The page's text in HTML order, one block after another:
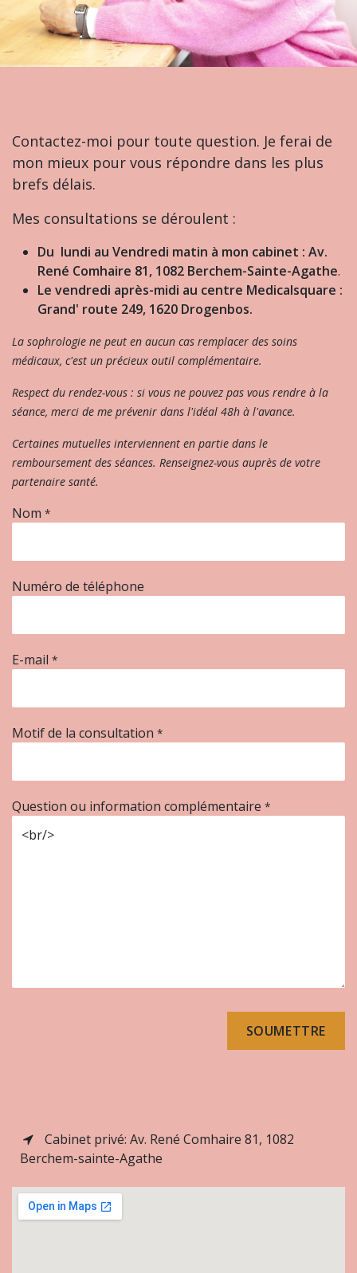
Contactez-moi pour toute question. Je ferai de
mon mieux pour vous répondre dans les plus
brefs délais.
Mes consultations se déroulent :
Du lundi au Vendredi matin à mon cabinet : Av.
René Comhaire 81, 1082 Berchem-Sainte-Agathe.
Le vendredi après-midi au centre Medicalsquare :
Grand' route 249, 1620 Drogenbos.
La sophrologie ne peut en aucun cas remplacer des soins
médicaux, c'est un précieux outil complémentaire.
Respect du rendez-vous : si vous ne pouvez pas vous rendre à la
séance, merci de me prévenir dans l'idéal 48h à l'avance.
Certaines mutuelles interviennent en partie dans le
remboursement des séances. Renseignez-vous auprès de votre
partenaire santé.
Nom *
Numéro de téléphone
E-mail *
Motif de la consultation *
Question ou information complémentaire *
SOUMETTRE
Cabinet privé: Av. René Comhaire 81, 1082
Berchem-sainte-Agathe